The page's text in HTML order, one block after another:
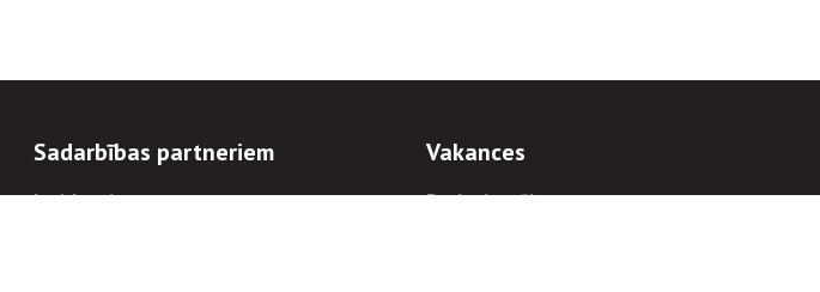
Sadarbības partneriem
Iepirkumi
Vakances
Darba iespējas